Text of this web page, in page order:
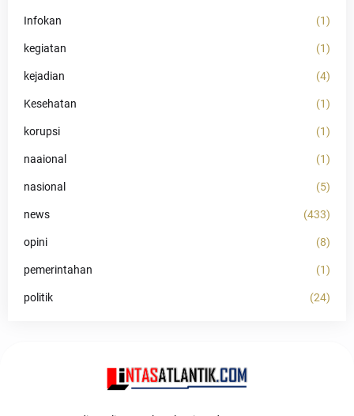
Infokan (1)
kegiatan (1)
kejadian (4)
Kesehatan (1)
korupsi (1)
naaional (1)
nasional (5)
news (433)
opini (8)
pemerintahan (1)
politik (24)